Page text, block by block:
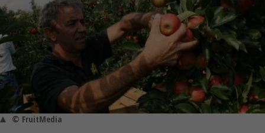
© FruitMedia